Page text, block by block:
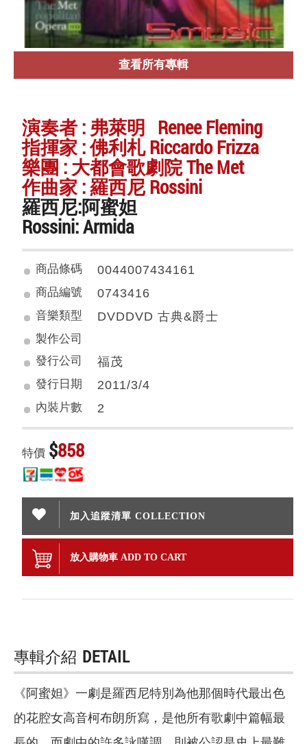
查看所有專輯
演奏者 : 弗萊明 Renee Fleming
指揮家 : 佛利札 Riccardo Frizza
樂團 : 大都會歌劇院 The Met
作曲家 : 羅西尼 Rossini
羅西尼:阿蜜妲
Rossini: Armida
商品條碼 0044007434161
商品編號 0743416
音樂類型 DVDDVD 古典&爵士
製作公司
發行公司
福茂
發行日期 2011/3/4
內裝片數 2
特價 $858
加入追蹤清單 COLLECTION
放入購物車 ADD TO CART
專輯介紹 DETAIL
《阿蜜妲》一劇是羅西尼特別為他那個時代最出色
的花腔女高音柯布朗所寫，是他所有歌劇中篇幅最